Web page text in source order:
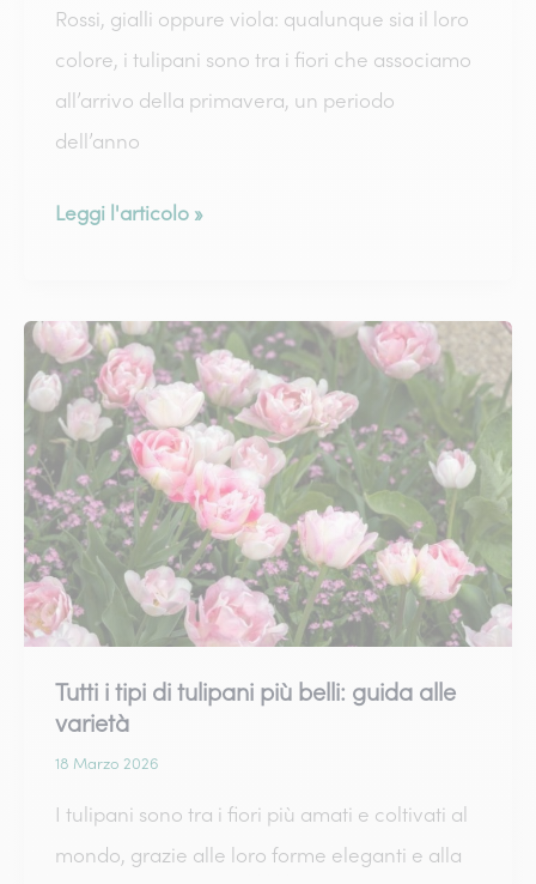
Rossi, gialli oppure viola: qualunque sia il loro
colore, i tulipani sono tra i fiori che associamo
all’arrivo della primavera, un periodo
dell’anno
Tutto
dei
tulipani,
fiori
della
Primavera
Leggi l'articolo »
Tutti i tipi di tulipani più belli: guida alle
varietà
18 Marzo 2026
I tulipani sono tra i fiori più amati e coltivati al
mondo, grazie alle loro forme eleganti e alla